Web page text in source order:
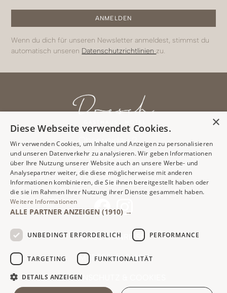
Wenn du dich für unseren Newsletter anmeldest, stimmst du
automatisch unseren Datenschutzrichtlinien zu.
Oberweidau 2
6343 Erl/Tirol
+43 5373 / 8129
anker@dresch.at
LAGE & ANREISE
IMPRESSUM & AGB
DATENSCHUTZ & COOKIES
×
Diese Webseite verwendet Cookies.
Wir verwenden Cookies, um Inhalte und Anzeigen zu personalisieren
und unseren Datenverkehr zu analysieren. Wir geben Informationen
über Ihre Nutzung unserer Website auch an unsere Werbe- und
Analysepartner weiter, die diese möglicherweise mit anderen
Informationen kombinieren, die Sie ihnen bereitgestellt haben oder
die sie im Rahmen Ihrer Nutzung ihrer Dienste gesammelt haben.
Weitere Informationen
ALLE PARTNER ANZEIGEN (1910) →
UNBEDINGT ERFORDERLICH PERFORMANCE
TARGETING FUNKTIONALITÄT
DETAILS ANZEIGEN